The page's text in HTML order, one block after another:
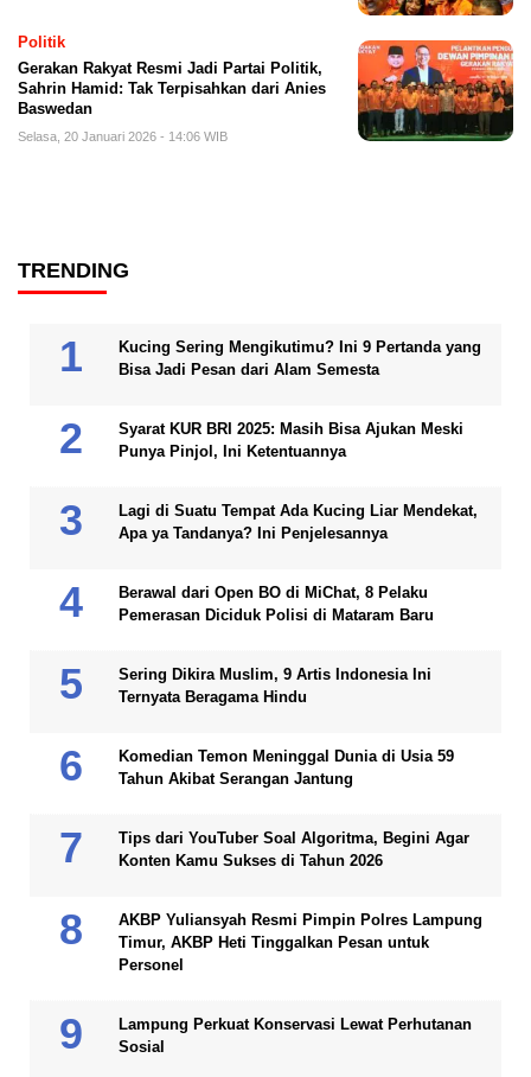
Politik
Gerakan Rakyat Resmi Jadi Partai Politik,
Sahrin Hamid: Tak Terpisahkan dari Anies
Baswedan
Selasa, 20 Januari 2026 - 14:06 WIB
TRENDING
Kucing Sering Mengikutimu? Ini 9 Pertanda yang
Bisa Jadi Pesan dari Alam Semesta
Syarat KUR BRI 2025: Masih Bisa Ajukan Meski
Punya Pinjol, Ini Ketentuannya
Lagi di Suatu Tempat Ada Kucing Liar Mendekat,
Apa ya Tandanya? Ini Penjelesannya
Berawal dari Open BO di MiChat, 8 Pelaku
Pemerasan Diciduk Polisi di Mataram Baru
Sering Dikira Muslim, 9 Artis Indonesia Ini
Ternyata Beragama Hindu
Komedian Temon Meninggal Dunia di Usia 59
Tahun Akibat Serangan Jantung
Tips dari YouTuber Soal Algoritma, Begini Agar
Konten Kamu Sukses di Tahun 2026
AKBP Yuliansyah Resmi Pimpin Polres Lampung
Timur, AKBP Heti Tinggalkan Pesan untuk
Personel
Lampung Perkuat Konservasi Lewat Perhutanan
Sosial